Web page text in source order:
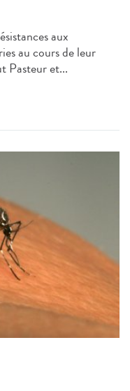
aux
au cours de leur
Pasteur et...